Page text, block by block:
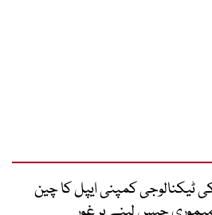
ٹیکنالوجی کمپنی ایپل کا چین